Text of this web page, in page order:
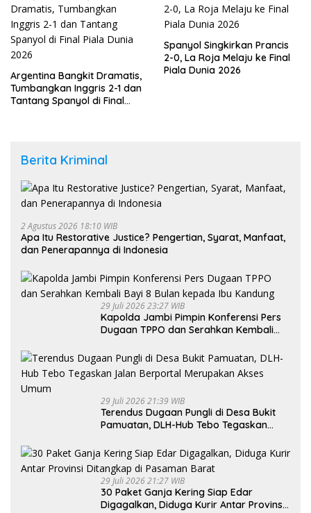
Argentina Bangkit Dramatis,
Tumbangkan Inggris 2-1 dan
Tantang Spanyol di Final
Spanyol Singkirkan Prancis
2-0, La Roja Melaju ke Final
Piala Dunia 2026
Berita Kriminal
2 Agustus 2026 18:10 WIB
Apa Itu Restorative Justice? Pengertian, Syarat, Manfaat,
dan Penerapannya di Indonesia
29 Juli 2026 23:27 WIB
Kapolda Jambi Pimpin Konferensi Pers
Dugaan TPPO dan Serahkan Kembali
29 Juli 2026 21:39 WIB
Terendus Dugaan Pungli di Desa Bukit
Pamuatan, DLH-Hub Tebo Tegaskan
Umum
29 Juli 2026 21:27 WIB
30 Paket Ganja Kering Siap Edar
Digagalkan, Diduga Kurir Antar Provinsi